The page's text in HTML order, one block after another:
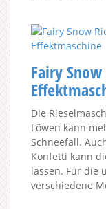
Fairy
Die
Löwen kann
Schneefall.
Konfetti kann
lassen. Für die
verschiedene